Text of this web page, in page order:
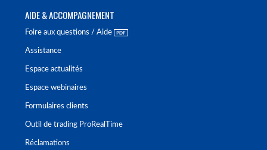
AIDE & ACCOMPAGNEMENT
Foire aux questions / Aide
Assistance
Espace actualités
Espace webinaires
Formulaires clients
Outil de trading ProRealTime
Réclamations